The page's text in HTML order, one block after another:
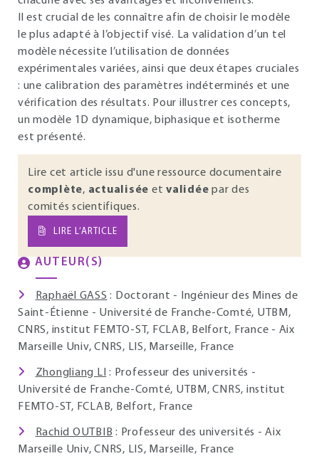
Il est crucial de les connaître afin de choisir le modèle
le plus adapté à l’objectif visé. La validation d’un tel
modèle nécessite l’utilisation de données
expérimentales variées, ainsi que deux étapes cruciales
: une calibration des paramètres indéterminés et une
vérification des résultats. Pour illustrer ces concepts,
un modèle 1D dynamique, biphasique et isotherme
est présenté.
Lire cet article issu d'une ressource documentaire
complète, actualisée et validée par des
comités scientifiques.
LIRE L’ARTICLE
AUTEUR(S)
Raphaël GASS : Doctorant - Ingénieur des Mines de
Saint-Étienne - Université de Franche-Comté, UTBM,
CNRS, institut FEMTO-ST, FCLAB, Belfort, France - Aix
Marseille Univ, CNRS, LIS, Marseille, France
Zhongliang LI : Professeur des universités -
Université de Franche-Comté, UTBM, CNRS, institut
FEMTO-ST, FCLAB, Belfort, France
Rachid OUTBIB : Professeur des universités - Aix
Marseille Univ, CNRS, LIS, Marseille, France